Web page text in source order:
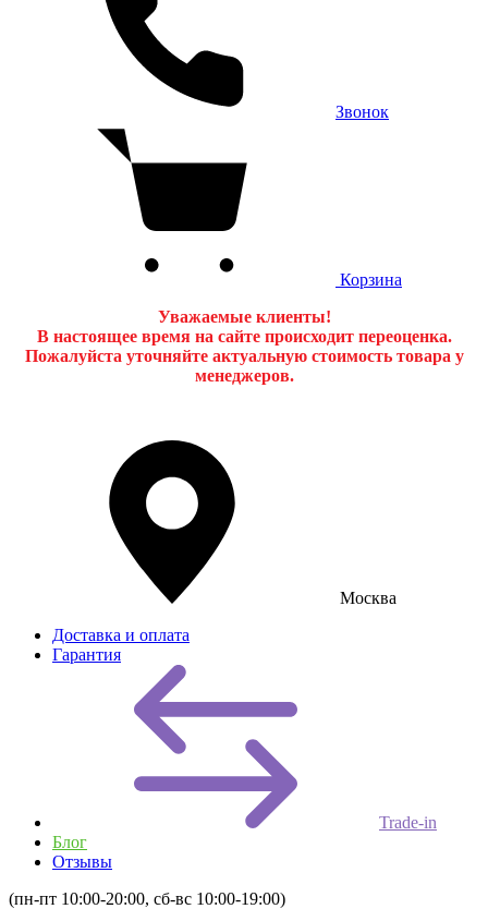
Звонок
Корзина
Уважаемые клиенты!
В настоящее время на сайте происходит переоценка.
Пожалуйста уточняйте актуальную стоимость товара у
менеджеров.
Москва
Доставка и оплата
Гарантия
Trade-in
Блог
Отзывы
(пн-пт 10:00-20:00, сб-вс 10:00-19:00)